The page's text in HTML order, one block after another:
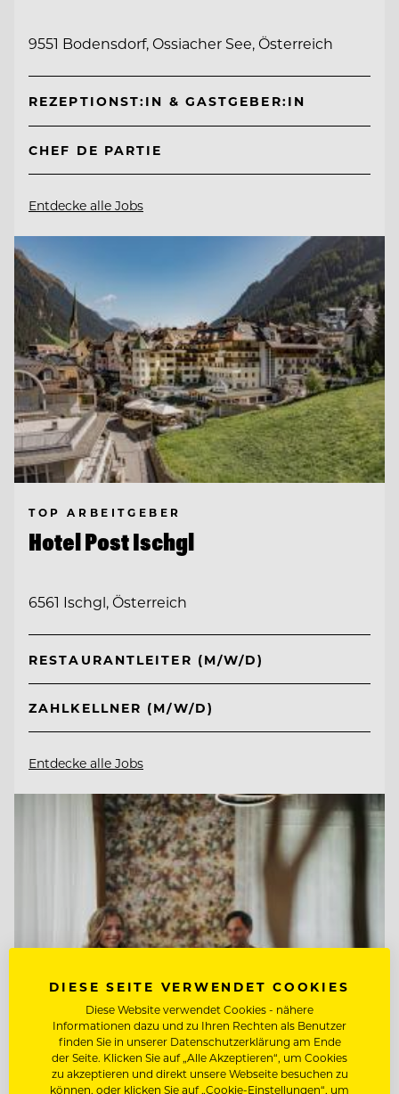
9551 Bodensdorf, Ossiacher See, Österreich
REZEPTIONST:IN & GASTGEBER:IN
CHEF DE PARTIE
Entdecke alle Jobs
TOP ARBEITGEBER
Hotel Post Ischgl
6561 Ischgl, Österreich
RESTAURANTLEITER (M/W/D)
ZAHLKELLNER (M/W/D)
Entdecke alle Jobs
TOP ARBEITGEBER
DIESE SEITE VERWENDET COOKIES
Diese Website verwendet Cookies - nähere
Informationen dazu und zu Ihren Rechten als Benutzer
finden Sie in unserer Datenschutzerklärung am Ende
der Seite. Klicken Sie auf „Alle Akzeptieren“, um Cookies
zu akzeptieren und direkt unsere Webseite besuchen zu
können, oder klicken Sie auf „Cookie-Einstellungen“, um